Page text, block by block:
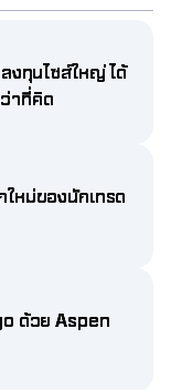
งทุนไซส์ใหญ่ ได้
าที่คิด
หม่ของนักเทรด
ด้วย Aspen